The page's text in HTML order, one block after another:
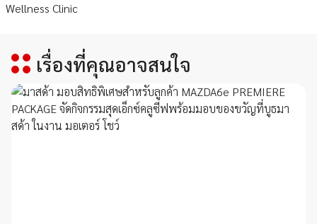
Wellness Clinic
เรื่องที่คุณอาจสนใจ